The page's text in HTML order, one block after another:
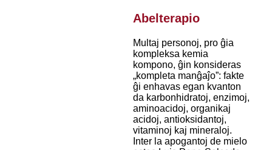
Abelterapio
Multaj personoj, pro ĝia
kompleksa kemia
kompono, ĝin konsideras
„kompleta manĝaĵo”: fakte
ĝi enhavas egan kvanton
da karbonhidratoj, enzimoj,
aminoacidoj, organikaj
acidoj, antioksidantoj,
vitaminoj kaj mineraloj.
Inter la apogantoj de mielo